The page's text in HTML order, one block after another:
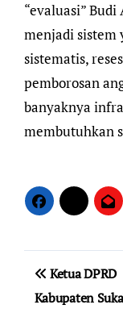
“evaluasi”
menjadi sistem
sistematis,
pemborosan
banyaknya
membutuhkan
Navigasi
pos
Ketua DPRD
Kabupaten